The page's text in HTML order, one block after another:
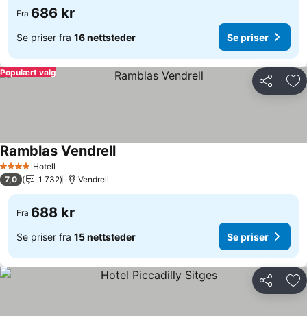
Fra 686 kr
Se priser fra 16 nettsteder Se priser
Del
Populært valg
4 StjernerHotell
Ramblas Vendrell
7,0 1 732 Vendrell
Fra 688 kr
Se priser fra 15 nettsteder Se priser
Del